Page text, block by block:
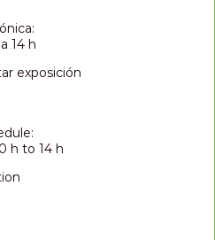
14 h
exposición
h to 14 h